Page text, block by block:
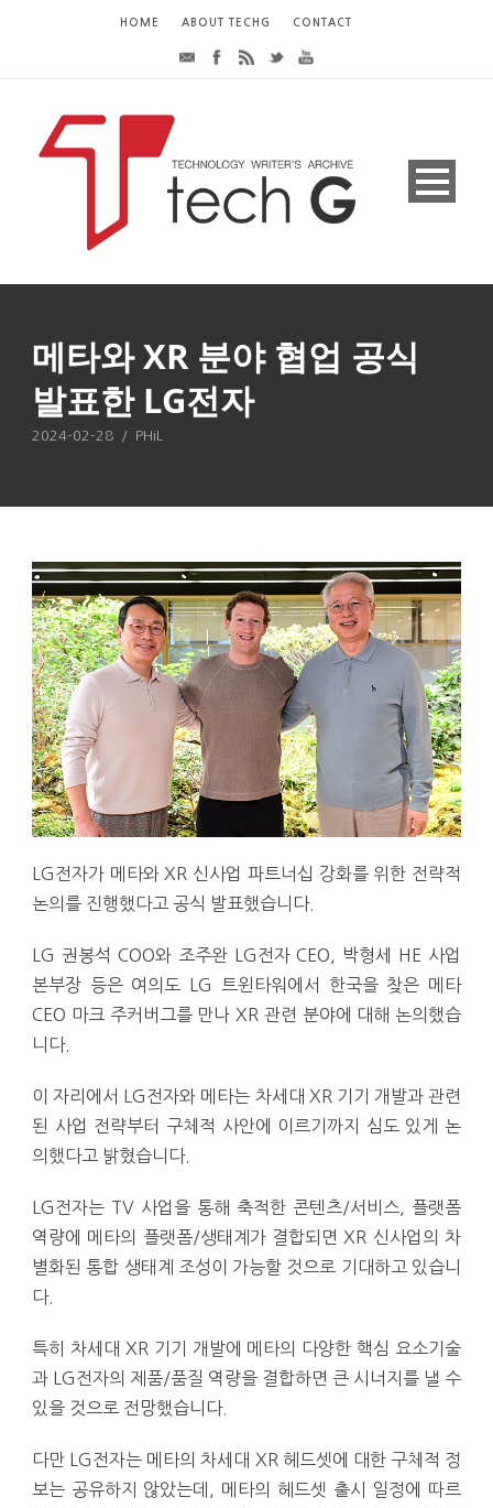
HOME ABOUT TECHG CONTACT
메타와 XR 분야 협업 공식
발표한 LG전자
2024-02-28 / PHiL
LG전자가 메타와 XR 신사업 파트너십 강화를 위한 전략적
논의를 진행했다고 공식 발표했습니다.
LG 권봉석 COO와 조주완 LG전자 CEO, 박형세 HE 사업
본부장 등은 여의도 LG 트윈타워에서 한국을 찾은 메타
CEO 마크 주커버그를 만나 XR 관련 분야에 대해 논의했습
니다.
이 자리에서 LG전자와 메타는 차세대 XR 기기 개발과 관련
된 사업 전략부터 구체적 사안에 이르기까지 심도 있게 논
의했다고 밝혔습니다.
LG전자는 TV 사업을 통해 축적한 콘텐츠/서비스, 플랫폼
역량에 메타의 플랫폼/생태계가 결합되면 XR 신사업의 차
별화된 통합 생태계 조성이 가능할 것으로 기대하고 있습니
다.
특히 차세대 XR 기기 개발에 메타의 다양한 핵심 요소기술
과 LG전자의 제품/품질 역량을 결합하면 큰 시너지를 낼 수
있을 것으로 전망했습니다.
다만 LG전자는 메타의 차세대 XR 헤드셋에 대한 구체적 정
보는 공유하지 않았는데, 메타의 헤드셋 출시 일정에 따르